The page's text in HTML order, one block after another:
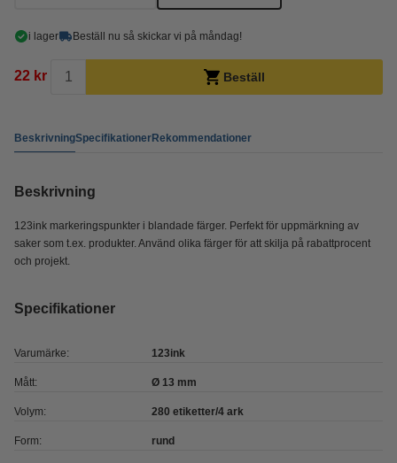
i lager Beställ nu så skickar vi på måndag!
22 kr Beställ
BeskrivningSpecifikationerRekommendationer
Beskrivning
123ink markeringspunkter i blandade färger. Perfekt för uppmärkning av
saker som t.ex. produkter. Använd olika färger för att skilja på rabattprocent
och projekt.
Specifikationer
Varumärke: 123ink
Mått: Ø 13 mm
Volym: 280 etiketter/4 ark
Form: rund